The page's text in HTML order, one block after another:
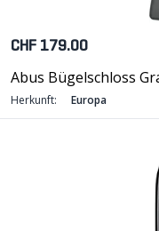
CHF 179.00
Abus Bügelschloss
Herkunft: Europa